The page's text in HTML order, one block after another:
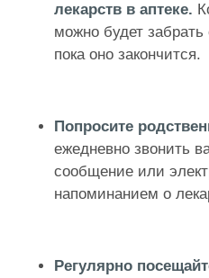
лекарств в аптеке.
можно будет
пока оно закончится.
Попросите
ежедневно звонить
сообщение или
напоминанием о
Регулярно